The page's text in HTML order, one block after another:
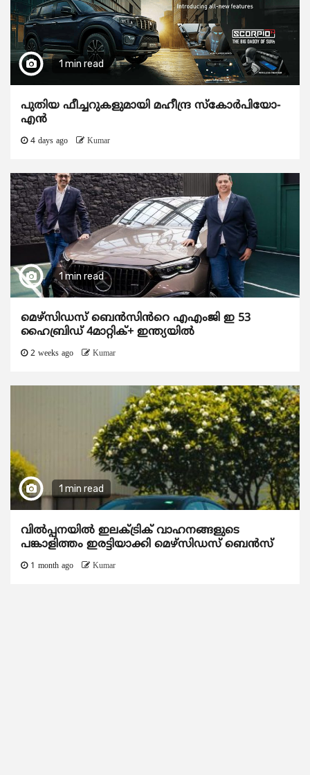
1 min read
പുതിയ ഫീച്ചറുകളുമായി മഹീന്ദ്ര സ്കോർപിയോ-
എൻ
4 days ago Kumar
1 min read
മെഴ്‌സിഡസ് ബെൻസിൻറെ എഎംജി ഇ 53
ഹൈബ്രിഡ് 4മാറ്റിക്+ ഇന്ത്യയിൽ
2 weeks ago Kumar
1 min read
വിൽപ്പനയിൽ ഇലക്ട്രിക് വാഹനങ്ങളുടെ
പങ്കാളിത്തം ഇരട്ടിയാക്കി മെഴ്‌സിഡസ് ബെൻസ്
1 month ago Kumar